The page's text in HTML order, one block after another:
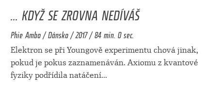
... KDYŽ SE ZROVNA NEDÍVÁŠ
Phie Ambo / Dánsko / 2017 / 84 min. 0 sec.
Elektron se při Youngově experimentu chová jinak,
pokud je pokus zaznamenáván. Axiomu z kvantové
fyziky podřídila natáčení...